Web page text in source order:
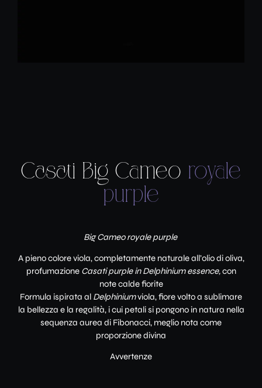
Casati Big Cameo royale
purple
Big Cameo royale purple
A pieno colore viola, completamente naturale all’olio di oliva,
profumazioneCasati purple in Delphinium essence,con
note calde fiorite
Formula ispirata al Delphiniumviola, fiore volto a sublimare
la bellezza e la regalità, i cui petali si pongono in natura nella
sequenza aurea di Fibonacci, meglio nota come
proporzione divina
Avvertenze